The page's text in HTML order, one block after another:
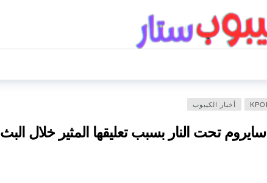
أخبار الكيبوب
قائدة فرقة fromis_9 سايروم تحت النار بسبب تعليقها المثير خلال البث